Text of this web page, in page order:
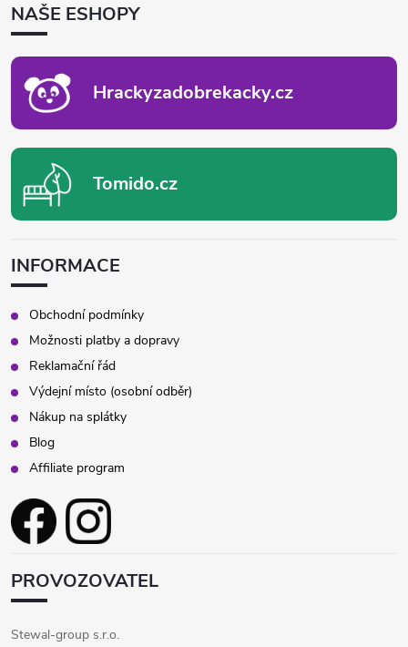
ANAŠE ESHOPY
Hrackyzadobrekacky.cz
Tomido.cz
INFORMACE
Obchodní podmínky
Možnosti platby a dopravy
Reklamační řád
Výdejní místo (osobní odběr)
Nákup na splátky
Blog
Affiliate program
PROVOZOVATEL
Stewal-group s.r.o.